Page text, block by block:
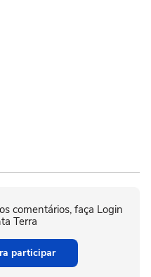
comentários, faça Login
Terra
participar